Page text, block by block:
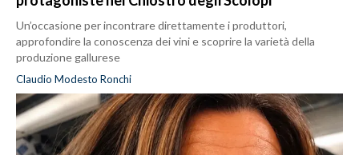
Un’occasione per incontrare direttamente i produttori,
approfondire la conoscenza dei vini e scoprire la varietà della
produzione gallurese
Claudio Modesto Ronchi